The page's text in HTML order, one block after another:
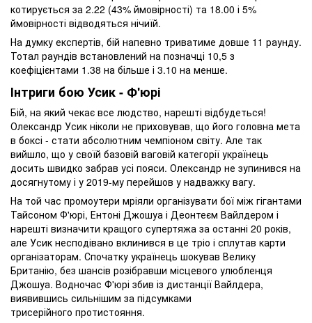
котирується за 2.22 (43% ймовірності) та 18.00 і 5%
ймовірності відводяться нічиїй.
На думку експертів, бій напевно триватиме довше 11 раунду.
Тотал раундів встановлений на позначці 10,5 з
коефіцієнтами 1.38 на більше і 3.10 на менше.
Інтриги бою Усик - Ф'юрі
Бій, на який чекає все людство, нарешті відбудеться!
Олександр Усик ніколи не приховував, що його головна мета
в боксі - стати абсолютним чемпіоном світу. Але так
вийшло, що у своїй базовій ваговій категорії українець
досить швидко забрав усі пояси. Олександр не зупинився на
досягнутому і у 2019-му перейшов у надважку вагу.
На той час промоутери мріяли організувати бої між гігантами
Тайсоном Ф'юрі, Ентоні Джошуа і Деонтеєм Вайлдером і
нарешті визначити кращого супертяжа за останні 20 років,
але Усик несподівано вклинився в це тріо і сплутав карти
організаторам. Спочатку українець шокував Велику
Британію, без шансів розібравши місцевого улюбленця
Джошуа. Водночас Ф'юрі збив із дистанції Вайлдера,
виявившись сильнішим за підсумками
трисерійного протистояння.